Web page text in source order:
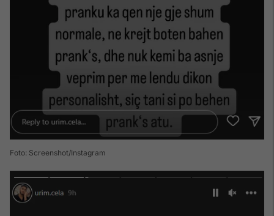
Foto: Screenshot/Instagram